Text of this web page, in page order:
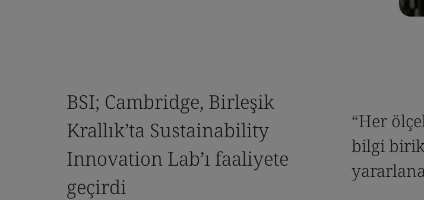
BSI; Cambridge, Birleşik
Krallık’ta Sustainability
Innovation Lab’ı faaliyete
geçirdi
“Her
bilgi